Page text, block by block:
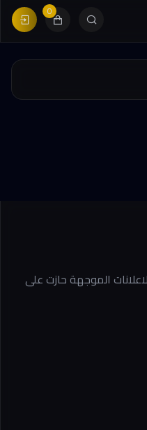
0
الموجهة حازت على